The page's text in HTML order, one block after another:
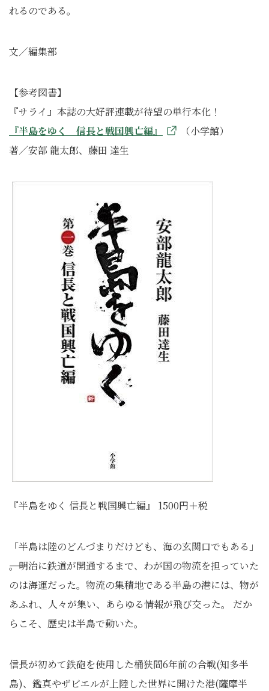
れるのである。
文／編集部
【参考図書】
『サライ』本誌の大好評連載が待望の単行本化！
『半島をゆく 信長と戦国興亡編』
（小学館）
著／安部 龍太郎、藤田 達生
『半島をゆく 信長と戦国興亡編』 1500円＋税
「半島は陸のどんづまりだけども、海の玄関口でもある」
――。明治に鉄道が開通するまで、わが国の物流を担っていた
のは海運だった。物流の集積地である半島の港には、物が
あふれ、人々が集い、あらゆる情報が飛び交った。 だか
らこそ、歴史は半島で動いた。
信長が初めて鉄砲を使用した桶狭間6年前の合戦(知多半
島)、鑑真やザビエルが上陸した世界に開けた港(薩摩半